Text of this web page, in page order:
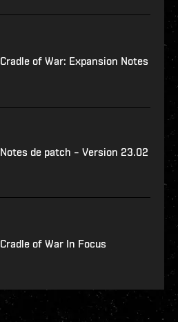
Cradle of War: Expansion Notes
Notes de patch – Version 23.02
Cradle of War In Focus